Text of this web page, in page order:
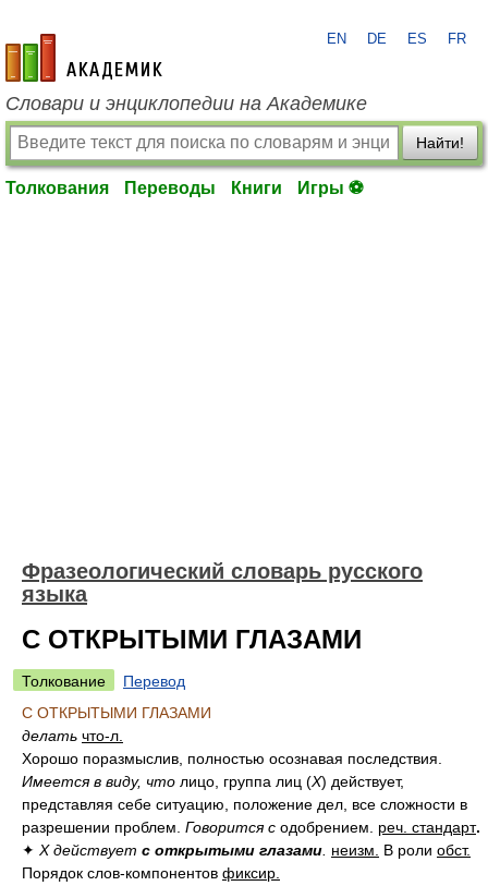
academic.ru
EN DE ES FR
Словари и энциклопедии на Академике
Найти!
Толкования Переводы Книги Игры ⚽
Фразеологический словарь русского
языка
С ОТКРЫТЫМИ ГЛАЗАМИ
Толкование
Перевод
С ОТКРЫТЫМИ ГЛАЗАМИ
делать что-л.
Хорошо поразмыслив, полностью осознавая последствия.
Имеется в виду, что лицо, группа лиц (Х) действует,
представляя себе ситуацию, положение дел, все сложности в
разрешении проблем. Говорится с одобрением. реч. стандарт.
✦ Х действует с открытыми глазами неизм. В роли обст.
Порядок слов-компонентов фиксир.